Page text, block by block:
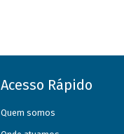
Acesso Rápido
Quem somos